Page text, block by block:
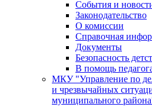
События и
Законодательство
О комиссии
Справочная
Документы
Безопасность
В помощь
МКУ "Управление по
и чрезвычайных
муниципального